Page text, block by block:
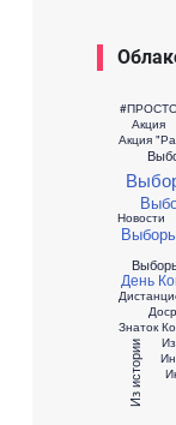
Акция
Акция
День
Знаток
Из истории
Новости